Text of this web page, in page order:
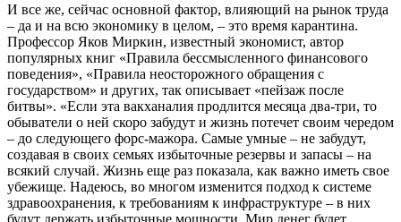
И все же, сейчас основной фактор, влияющий на рынок труда
– да и на всю экономику в целом, – это время карантина.
Профессор Яков Миркин, известный экономист, автор
популярных книг «Правила бессмысленного финансового
поведения», «Правила неосторожного обращения с
государством» и других, так описывает «пейзаж после
битвы». «Если эта вакханалия продлится месяца два-три, то
обыватели о ней скоро забудут и жизнь потечет своим чередом
– до следующего форс-мажора. Самые умные – не забудут,
создавая в своих семьях избыточные резервы и запасы – на
всякий случай. Жизнь еще раз показала, как важно иметь свое
убежище. Надеюсь, во многом изменится подход к системе
здравоохранения, к требованиям к инфраструктуре – в них
будут держать избыточные мощности. Мир денег будет